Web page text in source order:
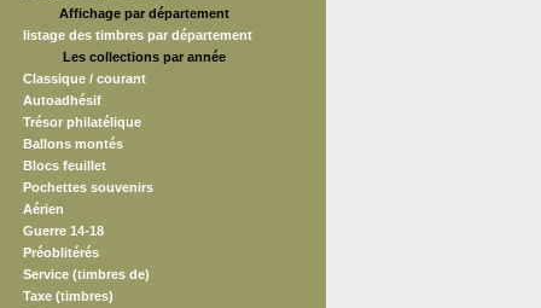
Affichage par département
listage des timbres par département
Les collections par année
Classique / courant
Autoadhésif
Trésor philatélique
Ballons montés
Blocs feuillet
Pochettes souvenirs
Aérien
Guerre 14-18
Préoblitérés
Service (timbres de)
Taxe (timbres)